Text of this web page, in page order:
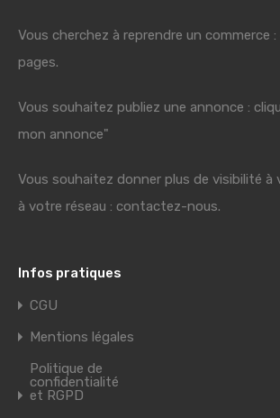
Vous cherchez à reprendre un commerce
pages.
Vous souhaitez publiez une annonce :
mon annonce"
Vous souhaitez donner plus de visibilité à
à votre réseau : contactez-nous.
Infos pratiques
CGU
Mentions légales
Politique de
confidentialité
et RGPD